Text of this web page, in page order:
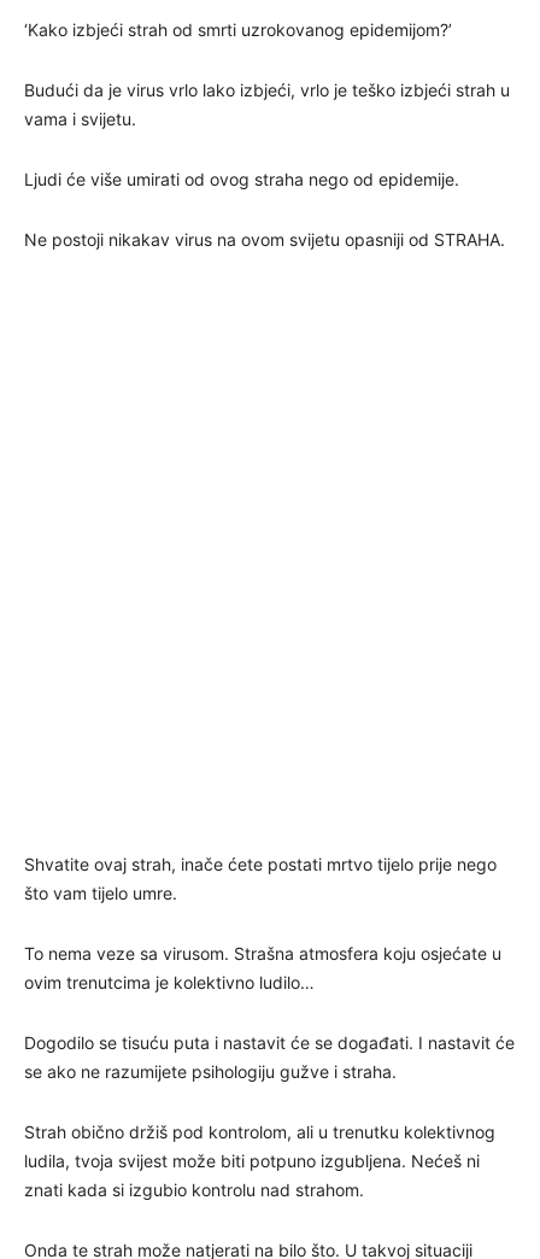
‘Kako izbjeći strah od smrti uzrokovanog epidemijom?’
Budući da je virus vrlo lako izbjeći, vrlo je teško izbjeći strah u
vama i svijetu.
Ljudi će više umirati od ovog straha nego od epidemije.
Ne postoji nikakav virus na ovom svijetu opasniji od STRAHA.
Shvatite ovaj strah, inače ćete postati mrtvo tijelo prije nego
što vam tijelo umre.
To nema veze sa virusom. Strašna atmosfera koju osjećate u
ovim trenutcima je kolektivno ludilo…
Dogodilo se tisuću puta i nastavit će se događati. I nastavit će
se ako ne razumijete psihologiju gužve i straha.
Strah obično držiš pod kontrolom, ali u trenutku kolektivnog
ludila, tvoja svijest može biti potpuno izgubljena. Nećeš ni
znati kada si izgubio kontrolu nad strahom.
Onda te strah može natjerati na bilo što. U takvoj situaciji